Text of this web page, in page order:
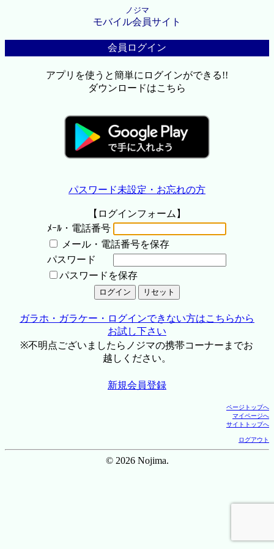
ノジマ
モバイル会員サイト
会員ログイン
アプリを使うと簡単にログインができる!!
ダウンロードはこちら
パスワード未設定・お忘れの方
【ログインフォーム】
ﾒｰﾙ・電話番号
メール・電話番号を保存
パスワード
パスワードを保存
ガラホ・ガラケー・ログインできない方はこちらから
お試し下さい
※不明点ございましたらノジマの携帯コーナーまでお
越しください。
新規会員登録
ページトップへ
マイページへ
サイトトップへ
ログアウト
© 2026 Nojima.